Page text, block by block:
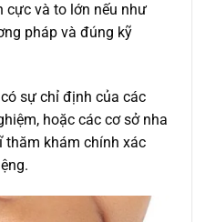
cực và to lớn nếu như
pháp và đúng kỹ
sự chỉ định của các
hoặc các cơ sở nha
thăm khám chính xác